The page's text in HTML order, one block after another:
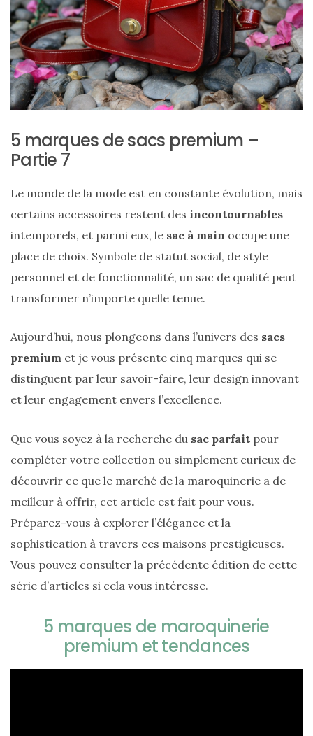
Sac
Floral
Tote
Bag
de Silkyhaus :
mon
avis
sur
ce
sac
en
soie
et
cuir
luxe
discret
06/06/2026
5 marques de sacs premium –
Partie 7
Le monde de la mode est en constante évolution, mais
certains accessoires restent des incontournables
intemporels, et parmi eux, le sac à main occupe une
place de choix. Symbole de statut social, de style
personnel et de fonctionnalité, un sac de qualité peut
transformer n’importe quelle tenue.
Aujourd’hui, nous plongeons dans l’univers des sacs
premium et je vous présente cinq marques qui se
distinguent par leur savoir-faire, leur design innovant
et leur engagement envers l’excellence.
Que vous soyez à la recherche du sac parfait pour
compléter votre collection ou simplement curieux de
découvrir ce que le marché de la maroquinerie a de
meilleur à offrir, cet article est fait pour vous.
Préparez-vous à explorer l’élégance et la
sophistication à travers ces maisons prestigieuses.
Vous pouvez consulter la précédente édition de cette
série d’articles si cela vous intéresse.
5 marques de maroquinerie
premium et tendances